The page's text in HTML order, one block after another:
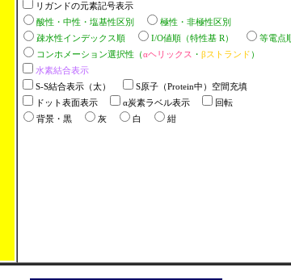
リガンドの元素記号表示
酸性・中性・塩基性区別
極性・非極性区別
疎水性インデックス順
I/O値順（特性基 R）
等電点
コンホメーション選択性（αヘリックス ・ βストランド）
水素結合表示
S-S結合表示（太）
S原子（Protein中）空間充填
ドット表面表示
α炭素ラベル表示
回転
背景・黒
灰 白 紺